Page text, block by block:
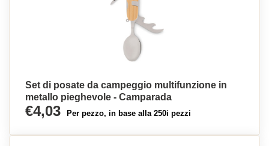
Set di posate da campeggio multifunzione in
metallo pieghevole - Camparada
€4,03 Per pezzo, in base alla 250i pezzi